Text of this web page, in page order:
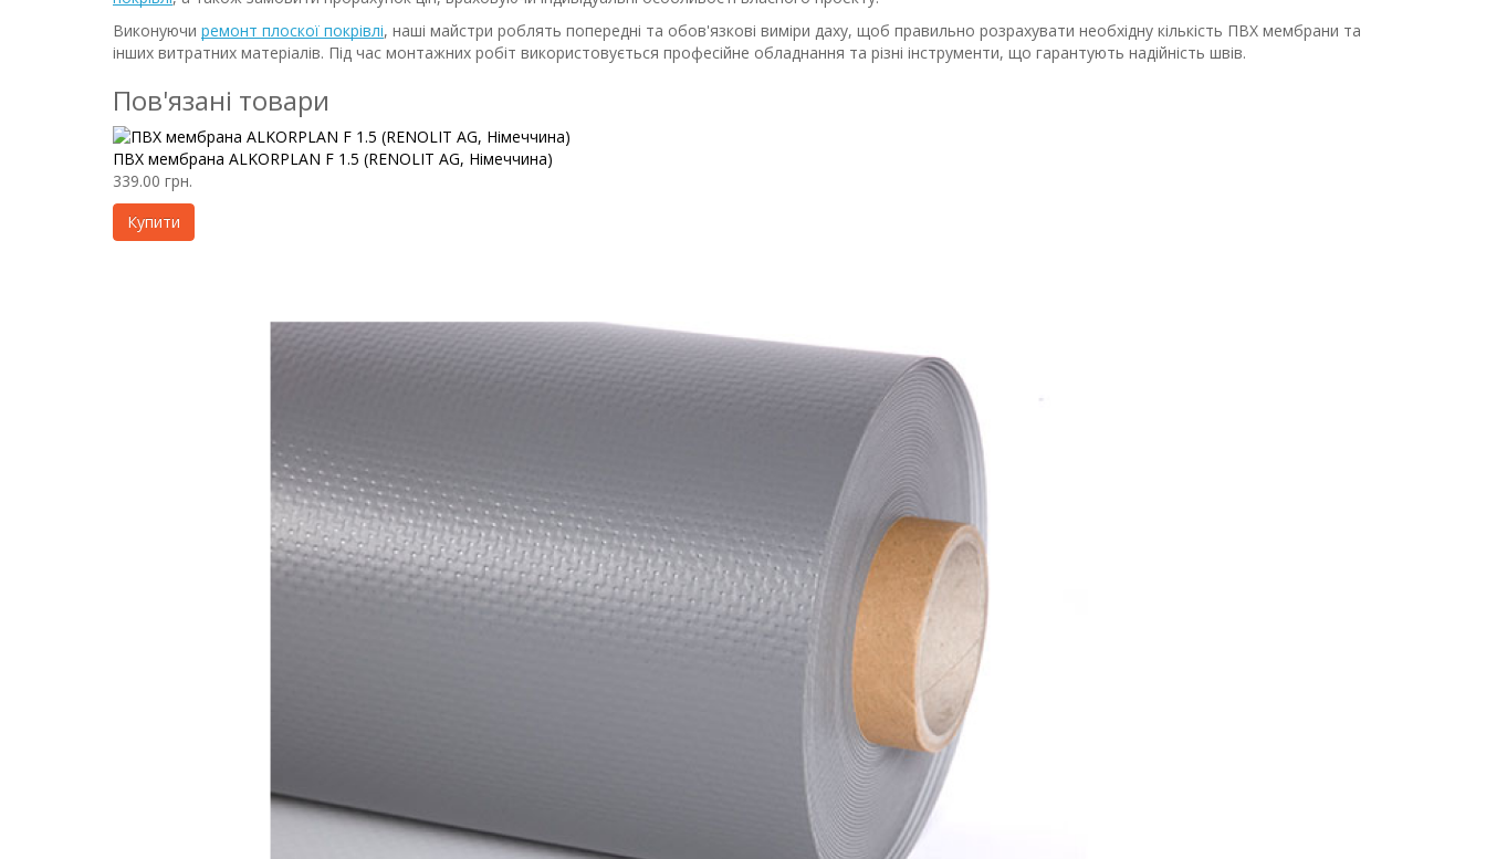
Виконуючи ремонт плоскої покрівлі, наші майстри роблять попередні та обов'язкові виміри даху, щоб правильно розрахувати необхідну кількість ПВХ мембрани та
інших витратних матеріалів. Під час монтажних робіт використовується професійне обладнання та різні інструменти, що гарантують надійність швів.
Пов'язані товари
ПВХ мембрана ALKORPLAN F 1.5 (RENOLIT AG, Німеччина)
339.00 грн.
Купити